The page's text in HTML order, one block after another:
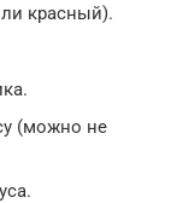
красный).
(можно не